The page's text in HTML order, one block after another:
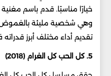
خيارًا مناسبًا. قدم باسم
وهي شخصية مليئة بالغموض
تقديم أداء مختلف أبرز
5. كل الحب كل الغرام (2018)